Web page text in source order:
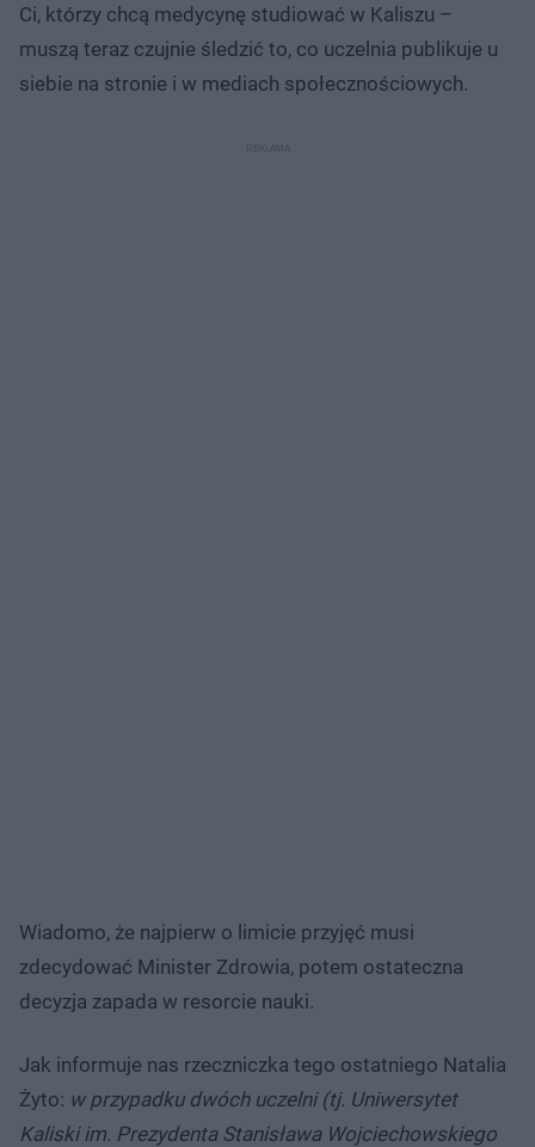
Ci, którzy chcą medycynę studiować w Kaliszu –
muszą teraz czujnie śledzić to, co uczelnia publikuje u
siebie na stronie i w mediach społecznościowych.
Wiadomo, że najpierw o limicie przyjęć musi
zdecydować Minister Zdrowia, potem ostateczna
decyzja zapada w resorcie nauki.
Jak informuje nas rzeczniczka tego ostatniego Natalia
Żyto: w przypadku dwóch uczelni (tj. Uniwersytet
Kaliski im. Prezydenta Stanisława Wojciechowskiego